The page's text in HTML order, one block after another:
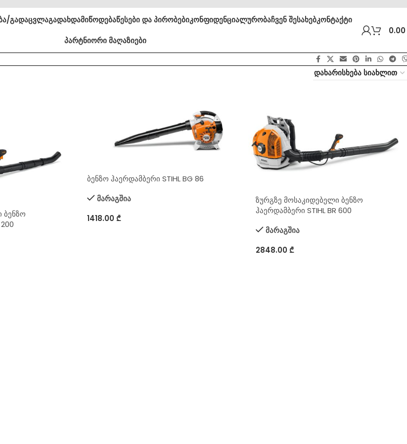
გადაცვლაგადახდამიწოდებაწესები და პირობებიკონფიდენციალურობაჩვენ შესახებკონტაქტი
პარტნიორი მაღაზიები
0.00
ბენზო
ბენზო ჰაერდამბერი STIHL BG 86
მარაგშია
1418.00₾
ზურგზე მოსაკიდებელი ბენზო
ჰაერდამბერი STIHL BR 600
მარაგშია
2848.00₾